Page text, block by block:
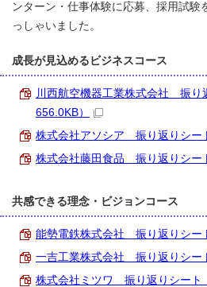
ンターン・仕事体験に応募、採用試験
っしゃいました。
成長が見込めるビジネスコース
川西航空機器工業株式会社 振り
656.0KB）
株式会社アソシア 振り返りシー
株式会社藤田食品 振り返りシー
共感できる理念・ビジョンコース
能勢電鉄株式会社 振り返りシー
一吉工業株式会社 振り返りシー
株式会社ミツワ 振り返りシート